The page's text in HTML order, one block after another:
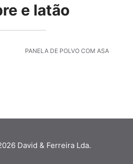
e latão
PANELA DE POLVO COM ASA
David & Ferreira Lda.